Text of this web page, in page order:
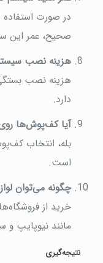
در صورت
صحیح، عمر این سیستم بیش
هزینه نصب
هزینه نصب بستگی
دارد.
آیا کف‌پوش‌ها روی
بله، انتخاب
است.
چگونه می‌توان
خرید از
مانند نیوپایپ و
نتیجه‌گیری